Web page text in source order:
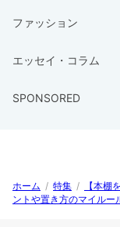
ファッション
エッセイ・コラム
SPONSORED
ホーム / 特集 /
【本棚
ントや置き方のマイルー